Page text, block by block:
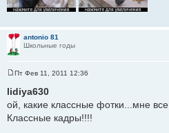
antonio 81
Школьные годы
о
о
б
е
Пт Фев 11, 2011 12:36
lidiya630
ой, какие классные фотки...мне
Классные кадры!!!!